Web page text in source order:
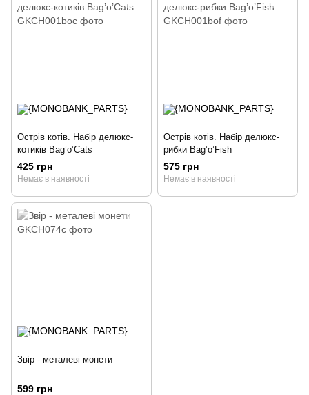
Острів котів. Набір делюкс-
котиків Bag’o’Cats
425 грн
Немає в наявності
Острів котів. Набір делюкс-
рибки Bag’o’Fish
575 грн
Немає в наявності
Звір - металеві монети
599 грн